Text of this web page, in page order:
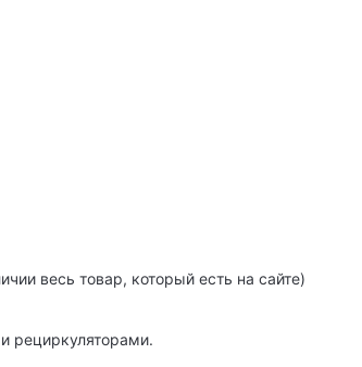
весь товар, который есть на сайте)
рециркуляторами.